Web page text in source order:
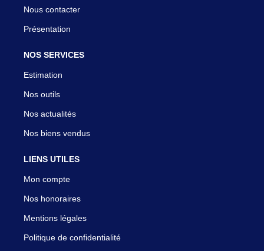
Nous contacter
Présentation
NOS SERVICES
Estimation
Nos outils
Nos actualités
Nos biens vendus
LIENS UTILES
Mon compte
Nos honoraires
Mentions légales
Politique de confidentialité